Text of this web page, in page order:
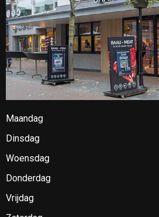
Maandag
Dinsdag
Woensdag
Donderdag
Vrijdag